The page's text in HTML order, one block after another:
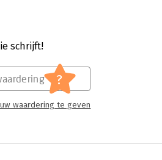
schrijft!
?
waardering te geven